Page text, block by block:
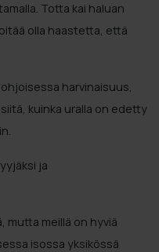
Totta kai haluan
olla haastetta, että
harvinaisuus,
kuinka uralla on edetty
ja
mutta meillä on hyviä
isossa yksikössä